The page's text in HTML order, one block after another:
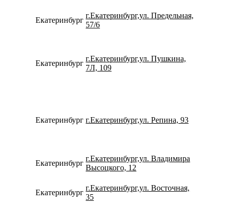
Екатеринбург
г.Екатеринбург,ул. Предельная,
57/6
Екатеринбург
г.Екатеринбург,ул. Пушкина,
7Л, 109
Екатеринбург г.Екатеринбург,ул. Репина, 93
Екатеринбург
г.Екатеринбург,ул. Владимира
Высоцкого, 12
Екатеринбург
г.Екатеринбург,ул. Восточная,
35